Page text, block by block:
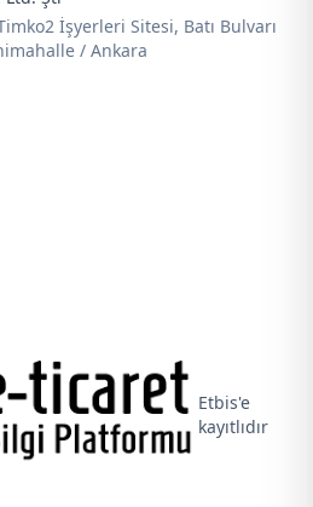
İşyerleri Sitesi, Batı Bulvarı
/ Ankara
Etbis'e
kayıtlıdır